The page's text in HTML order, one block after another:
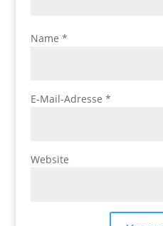
Name *
E-Mail-Adresse *
Website